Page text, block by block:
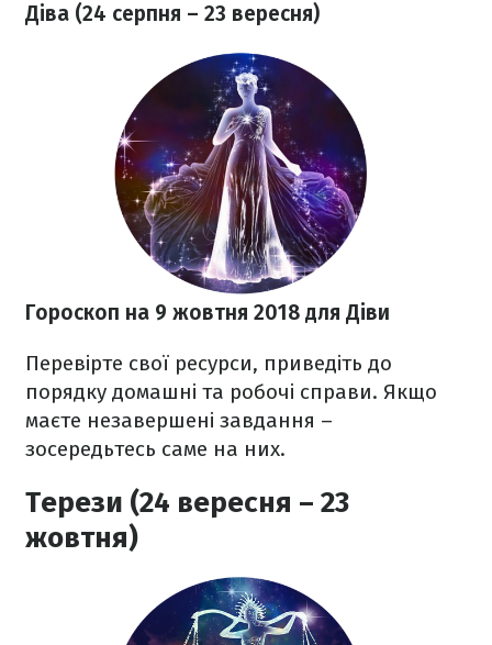
Діва (24 серпня – 23 вересня)
Гороскоп на 9 жовтня 2018 для Діви
Перевірте свої ресурси, приведіть до
порядку домашні та робочі справи. Якщо
маєте незавершені завдання –
зосередьтесь саме на них.
Терези (24 вересня – 23
жовтня)